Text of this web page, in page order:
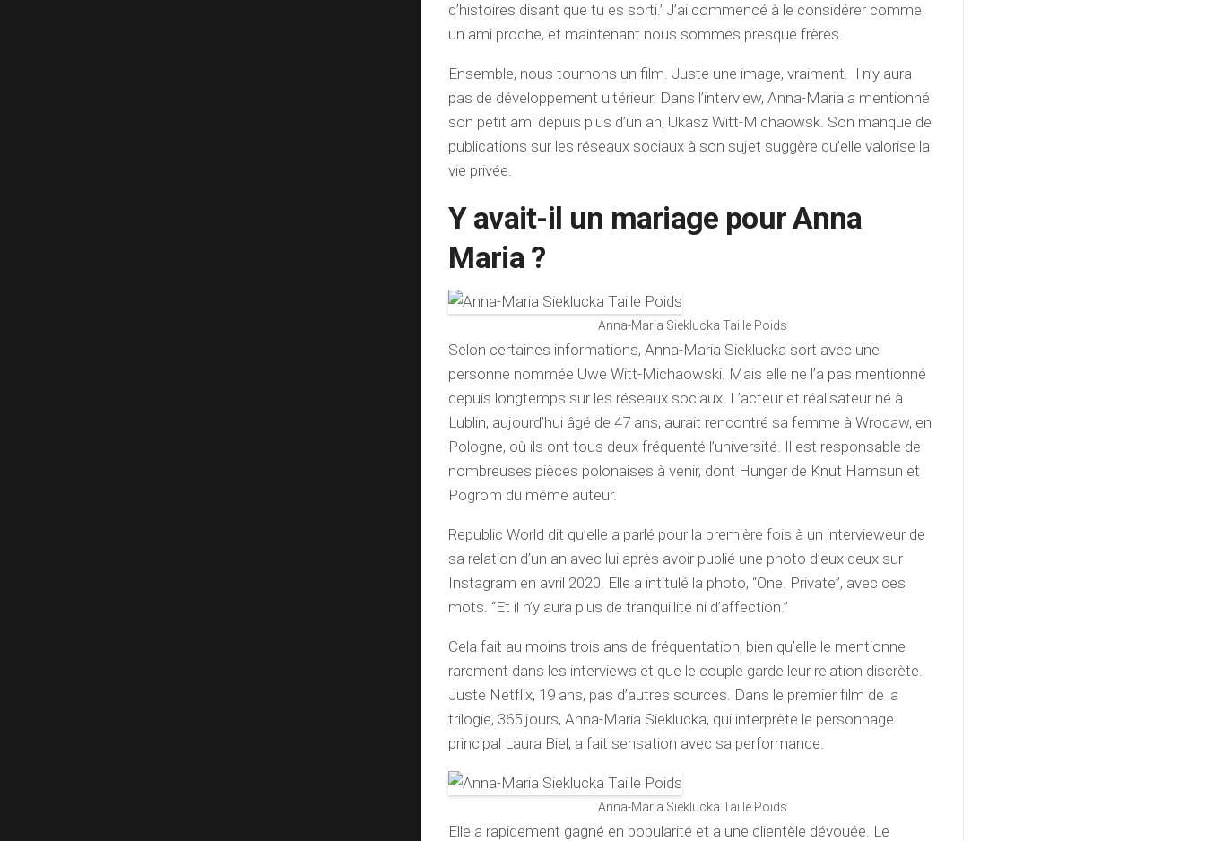
d’histoires disant que tu es sorti.’ J’ai commencé à le considérer comme
un ami proche, et maintenant nous sommes presque frères.
Ensemble, nous tournons un film. Juste une image, vraiment. Il n’y aura
pas de développement ultérieur. Dans l’interview, Anna-Maria a mentionné
son petit ami depuis plus d’un an, Ukasz Witt-Michaowsk. Son manque de
publications sur les réseaux sociaux à son sujet suggère qu’elle valorise la
vie privée.
Y avait-il un mariage pour Anna
Maria ?
Anna-Maria Sieklucka Taille Poids
Selon certaines informations, Anna-Maria Sieklucka sort avec une
personne nommée Uwe Witt-Michaowski. Mais elle ne l’a pas mentionné
depuis longtemps sur les réseaux sociaux. L’acteur et réalisateur né à
Lublin, aujourd’hui âgé de 47 ans, aurait rencontré sa femme à Wrocaw, en
Pologne, où ils ont tous deux fréquenté l’université. Il est responsable de
nombreuses pièces polonaises à venir, dont Hunger de Knut Hamsun et
Pogrom du même auteur.
Republic World dit qu’elle a parlé pour la première fois à un intervieweur de
sa relation d’un an avec lui après avoir publié une photo d’eux deux sur
Instagram en avril 2020. Elle a intitulé la photo, “One. Private”, avec ces
mots. “Et il n’y aura plus de tranquillité ni d’affection.”
Cela fait au moins trois ans de fréquentation, bien qu’elle le mentionne
rarement dans les interviews et que le couple garde leur relation discrète.
Juste Netflix, 19 ans, pas d’autres sources. Dans le premier film de la
trilogie, 365 jours, Anna-Maria Sieklucka, qui interprète le personnage
principal Laura Biel, a fait sensation avec sa performance.
Anna-Maria Sieklucka Taille Poids
Elle a rapidement gagné en popularité et a une clientèle dévouée. Le